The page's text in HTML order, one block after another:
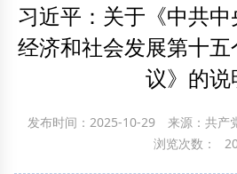
习近平：关于《中共
经济和社会发展第十
议》的说
发布时间：2025-10-29 来源：共产
浏览次数：